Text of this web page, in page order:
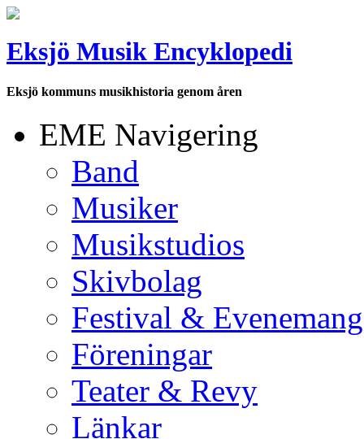
Eksjö Musik Encyklopedi
Eksjö kommuns musikhistoria genom åren
EME Navigering
Band
Musiker
Musikstudios
Skivbolag
Festival & Evenemang
Föreningar
Teater & Revy
Länkar